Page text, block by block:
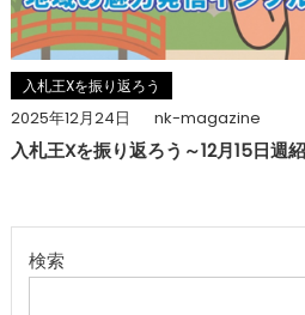
入札王Xを振り返ろう
2025年12月24日 nk-magazine
入札王Xを振り返ろう～12月15日週
検索